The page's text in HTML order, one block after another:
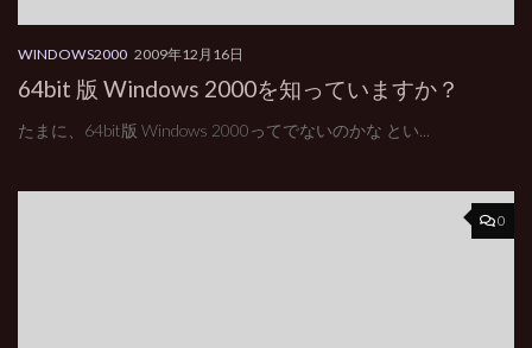
WINDOWS2000 2009年12月16日
64bit 版 Windows 2000を知っていますか？
たまに、64bit版 Windows 2000ってでないのかな とい...
0